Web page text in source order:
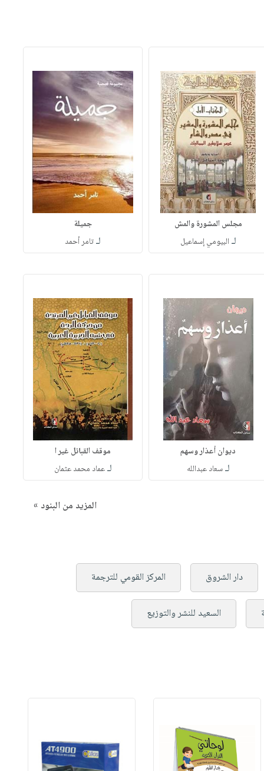
مجلس المشورة والمش
لـ البيومي إسماعيل
جميلة
لـتامر أحمد
ديوان أعذار وسهم
لـسعاد عبدالله
موقف القبائل غير ا
لـعماد محمد عثمان
المزيد من البنود »
دار الشروق المركز القومي للترجمة
السعيد للنشر والتوزيع